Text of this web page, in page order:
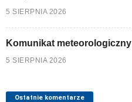
5 SIERPNIA 2026
Komunikat meteorologiczny
5 SIERPNIA 2026
Ostatnie komentarze